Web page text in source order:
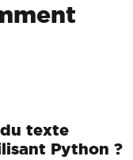
texte
Python ?